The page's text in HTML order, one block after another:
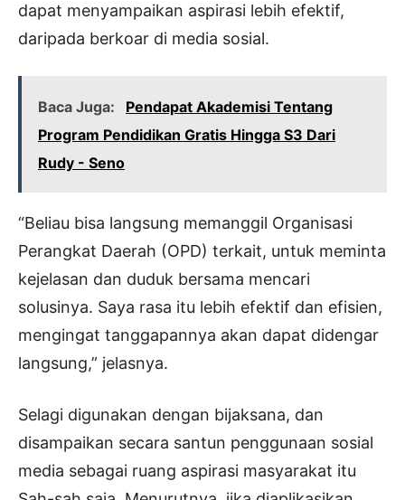
dapat menyampaikan aspirasi lebih efektif,
daripada berkoar di media sosial.
Baca Juga:
Pendapat Akademisi Tentang
Program Pendidikan Gratis Hingga S3 Dari
Rudy - Seno
“Beliau bisa langsung memanggil Organisasi
Perangkat Daerah (OPD) terkait, untuk meminta
kejelasan dan duduk bersama mencari
solusinya. Saya rasa itu lebih efektif dan efisien,
mengingat tanggapannya akan dapat didengar
langsung,” jelasnya.
Selagi digunakan dengan bijaksana, dan
disampaikan secara santun penggunaan sosial
media sebagai ruang aspirasi masyarakat itu